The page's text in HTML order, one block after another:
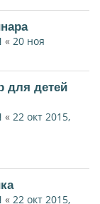
« 20 ноя
для детей
« 22 окт 2015,
« 22 окт 2015,